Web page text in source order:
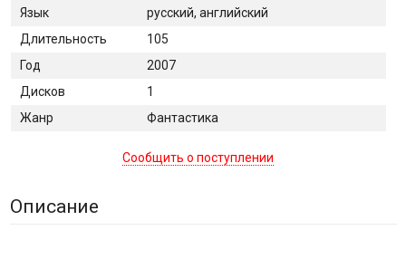
Язык
русский, английский
Длительность
105
Год
2007
Дисков
1
Жанр
Фантастика
Сообщить о поступлении
Описание